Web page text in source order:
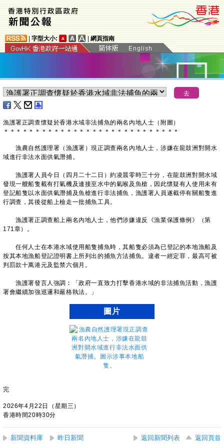
字型大小: 網頁指南
漁護署正調查懷疑於香港水域非法捕魚的兩名內地人士（附圖）
＊ ＊ ＊ ＊ ＊ ＊ ＊ ＊ ＊ ＊ ＊ ＊ ＊ ＊ ＊ ＊ ＊ ＊ ＊ ＊ ＊ ＊ ＊ ＊ ＊ ＊ ＊ ＊
​漁農自然護理署（漁護署）現正調查兩名內地人士，涉嫌在龍鼓洲對開水
域進行非法水面供氣潛捕。
漁護署人員今日（四月二十二日）約凌晨零時三十分，在龍鼓洲對開水域
發現一艘船隻載有打氣機及連接至水中的氣喉及魚槍，因此懷疑有人使用未有
登記船隻以水面供氣潛捕及魚槍進行非法捕魚，漁護署人員遂截停有關船隻進
行調查，其後從船上檢走一批捕魚工具。
漁護署正調查船上兩名內地人士，他們涉嫌違反《漁業保護條例》（第
171章）。
任何人士在本港水域使用船隻捕魚時，其船隻必須為已登記的本地漁船及
按其本地漁船登記證明書上所列出的捕魚方法捕魚。違者一經定罪，最高可被
判罰款十萬港元及監禁六個月。
漁護署發言人強調︰「政府一直致力打擊香港水域的非法捕魚活動，漁護
署會繼續加強巡邏和嚴格執法。」
圖片
完
2026年4月22日（星期三）
香港時間20時30分
新聞資料庫 昨日新聞 返回新聞列表 返回頁首